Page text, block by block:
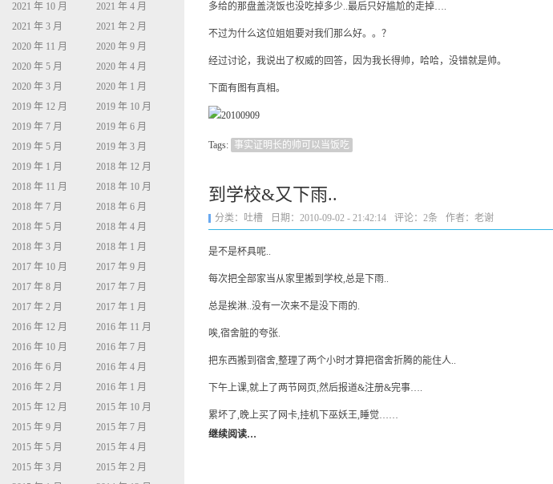
多给的那盘盖浇饭也没吃掉多少..最后只好尴尬的走掉….
不过为什么这位姐姐要对我们那么好。。？
经过讨论，我说出了权威的回答，因为我长得帅，哈哈，没错就是帅。
下面有图有真相。
Tags: 事实证明长的帅可以当饭吃
到学校&又下雨..
分类： 吐槽 日期：2010-09-02 - 21:42:14 评论： 2条 作者：老谢
是不是杯具呢..
每次把全部家当从家里搬到学校,总是下雨..
总是挨淋..没有一次来不是没下雨的.
唉,宿舍脏的夸张.
把东西搬到宿舍,整理了两个小时才算把宿舍折腾的能住人..
下午上课,就上了两节网页,然后报道&注册&完事….
累坏了,晚上买了网卡,挂机下巫妖王,睡觉……
继续阅读…
2021 年 10 月
2021 年 4 月
2021 年 3 月
2021 年 2 月
2020 年 11 月
2020 年 9 月
2020 年 5 月
2020 年 4 月
2020 年 3 月
2020 年 1 月
2019 年 12 月
2019 年 10 月
2019 年 7 月
2019 年 6 月
2019 年 5 月
2019 年 3 月
2019 年 1 月
2018 年 12 月
2018 年 11 月
2018 年 10 月
2018 年 7 月
2018 年 6 月
2018 年 5 月
2018 年 4 月
2018 年 3 月
2018 年 1 月
2017 年 10 月
2017 年 9 月
2017 年 8 月
2017 年 7 月
2017 年 2 月
2017 年 1 月
2016 年 12 月
2016 年 11 月
2016 年 10 月
2016 年 7 月
2016 年 6 月
2016 年 4 月
2016 年 2 月
2016 年 1 月
2015 年 12 月
2015 年 10 月
2015 年 9 月
2015 年 7 月
2015 年 5 月
2015 年 4 月
2015 年 3 月
2015 年 2 月